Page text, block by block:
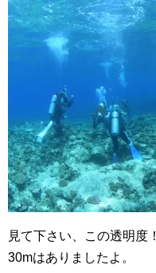
見て下さい、この透明度！
30mはありましたよ。